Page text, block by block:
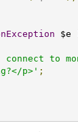
$e
connect to
p>' ;